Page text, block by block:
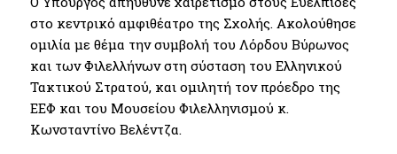
στο κεντρικό αμφιθέατρο της Σχολής. Ακολούθησε
ομιλία με θέμα την συμβολή του Λόρδου Βύρωνος
και των Φιλελλήνων στη σύσταση του Ελληνικού
Τακτικού Στρατού, και ομιλητή τον πρόεδρο της
ΕΕΦ και του Μουσείου Φιλελληνισμού κ.
Κωνσταντίνο Βελέντζα.